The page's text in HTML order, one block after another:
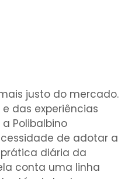
justo do mercado.
das experiências
Polibalbino
de adotar a
diária da
conta uma linha